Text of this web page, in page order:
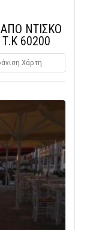
ΝΤΙΣΚΟ
60200
Χάρτη